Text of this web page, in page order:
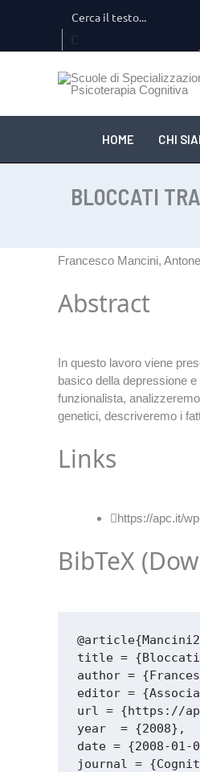
C
ca
HOME CHI
BLOCCATI
Francesco Mancini,
Abstract
In questo lavoro viene
basico della depressione
funzionalista,
genetici, descriveremo i
Links
https://apc.it/
BibTeX (
title = {Bloccati
author =
editor =
url = {https://
year  = {2008},
date = {2008-01-
journal =